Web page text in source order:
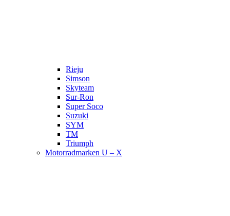
Rieju
Simson
Skyteam
Sur-Ron
Super Soco
Suzuki
SYM
TM
Triumph
Motorradmarken U – X